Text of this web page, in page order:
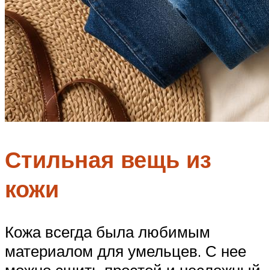
Стильная вещь из
кожи
Кожа всегда была любимым
материалом для умельцев. С нее